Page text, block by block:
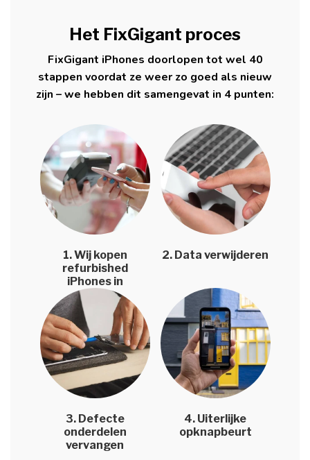
Het FixGigant proces
FixGigant iPhones doorlopen tot wel 40
stappen voordat ze weer zo goed als nieuw
zijn – we hebben dit samengevat in 4 punten:
1. Wij kopen
refurbished
iPhones in
2. Data verwijderen
3. Defecte
onderdelen
vervangen
4. Uiterlijke
opknapbeurt